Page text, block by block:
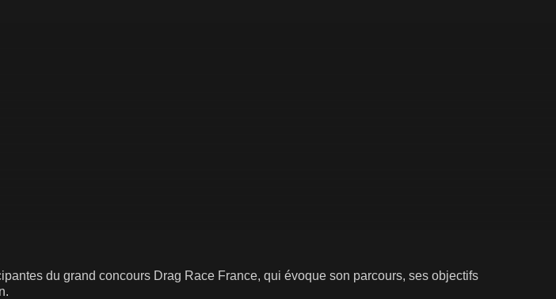
du grand concours Drag Race France, qui évoque son parcours, ses objectifs